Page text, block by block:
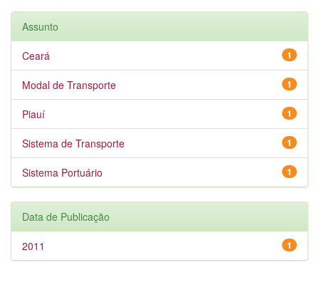
Assunto
1
Ceará
1
Modal de Transporte
1
Piauí
1
Sistema de Transporte
1
Sistema Portuário
Data de Publicação
1
2011